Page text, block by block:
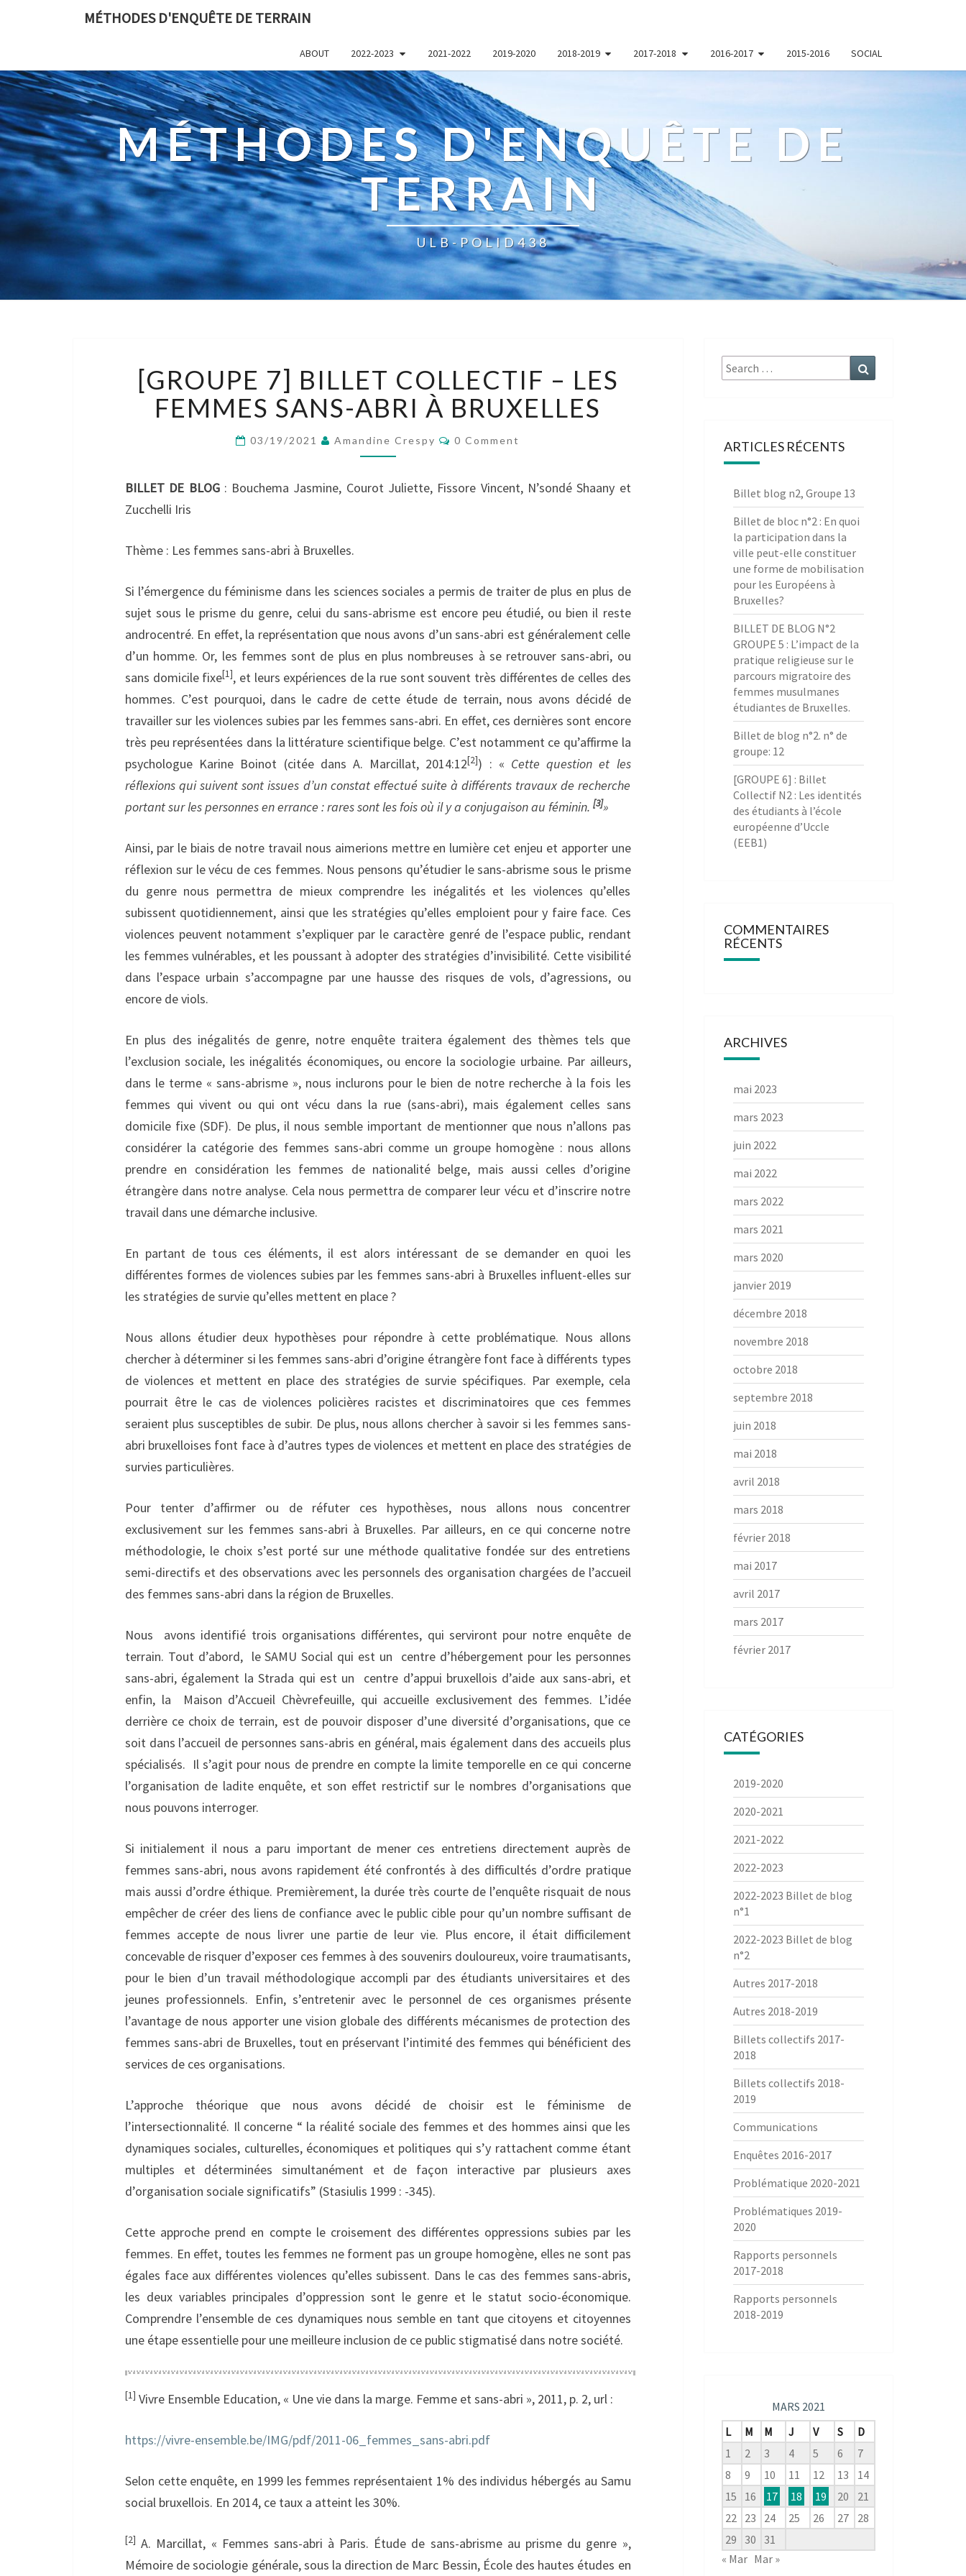
MÉTHODES D'ENQUÊTE DE TERRAIN
ABOUT 2022-2023 2021-2022 2019-2020 2018-2019 2017-2018 2016-2017 2015-2016 SOCIAL
MÉTHODES D'ENQUÊTE DE
TERRAIN
ULB-POLID438
7]
BILLET
COLLECTIF
LES
SANS-
[GROUPE 7] BILLET COLLECTIF – LES
FEMMES SANS-ABRI À BRUXELLES
03/19/2021 Amandine Crespy Comments
0 Comment
BILLET DE BLOG : Bouchema Jasmine, Courot Juliette, Fissore Vincent, N’sondé Shaany et
Zucchelli Iris
Thème : Les femmes sans-abri à Bruxelles.
Si l’émergence du féminisme dans les sciences sociales a permis de traiter de plus en plus de
sujet sous le prisme du genre, celui du sans-abrisme est encore peu étudié, ou bien il reste
androcentré. En effet, la représentation que nous avons d’un sans-abri est généralement celle
d’un homme. Or, les femmes sont de plus en plus nombreuses à se retrouver sans-abri, ou
sans domicile fixe[1], et leurs expériences de la rue sont souvent très différentes de celles des
hommes. C’est pourquoi, dans le cadre de cette étude de terrain, nous avons décidé de
travailler sur les violences subies par les femmes sans-abri. En effet, ces dernières sont encore
très peu représentées dans la littérature scientifique belge. C’est notamment ce qu’affirme la
psychologue Karine Boinot (citée dans A. Marcillat, 2014:12[2]) : « Cette question et les
réflexions qui suivent sont issues d’un constat effectué suite à différents travaux de recherche
portant sur les personnes en errance : rares sont les fois où il y a conjugaison au féminin. [3]»
Ainsi, par le biais de notre travail nous aimerions mettre en lumière cet enjeu et apporter une
réflexion sur le vécu de ces femmes. Nous pensons qu’étudier le sans-abrisme sous le prisme
du genre nous permettra de mieux comprendre les inégalités et les violences qu’elles
subissent quotidiennement, ainsi que les stratégies qu’elles emploient pour y faire face. Ces
violences peuvent notamment s’expliquer par le caractère genré de l’espace public, rendant
les femmes vulnérables, et les poussant à adopter des stratégies d’invisibilité. Cette visibilité
dans l’espace urbain s’accompagne par une hausse des risques de vols, d’agressions, ou
encore de viols.
En plus des inégalités de genre, notre enquête traitera également des thèmes tels que
l’exclusion sociale, les inégalités économiques, ou encore la sociologie urbaine. Par ailleurs,
dans le terme « sans-abrisme », nous inclurons pour le bien de notre recherche à la fois les
femmes qui vivent ou qui ont vécu dans la rue (sans-abri), mais également celles sans
domicile fixe (SDF). De plus, il nous semble important de mentionner que nous n’allons pas
considérer la catégorie des femmes sans-abri comme un groupe homogène : nous allons
prendre en considération les femmes de nationalité belge, mais aussi celles d’origine
étrangère dans notre analyse. Cela nous permettra de comparer leur vécu et d’inscrire notre
travail dans une démarche inclusive.
En partant de tous ces éléments, il est alors intéressant de se demander en quoi les
différentes formes de violences subies par les femmes sans-abri à Bruxelles influent-elles sur
les stratégies de survie qu’elles mettent en place ?
Nous allons étudier deux hypothèses pour répondre à cette problématique. Nous allons
chercher à déterminer si les femmes sans-abri d’origine étrangère font face à différents types
de violences et mettent en place des stratégies de survie spécifiques. Par exemple, cela
pourrait être le cas de violences policières racistes et discriminatoires que ces femmes
seraient plus susceptibles de subir. De plus, nous allons chercher à savoir si les femmes sans-
abri bruxelloises font face à d’autres types de violences et mettent en place des stratégies de
survies particulières.
Pour tenter d’affirmer ou de réfuter ces hypothèses, nous allons nous concentrer
exclusivement sur les femmes sans-abri à Bruxelles. Par ailleurs, en ce qui concerne notre
méthodologie, le choix s’est porté sur une méthode qualitative fondée sur des entretiens
semi-directifs et des observations avec les personnels des organisation chargées de l’accueil
des femmes sans-abri dans la région de Bruxelles.
Nous avons identifié trois organisations différentes, qui serviront pour notre enquête de
terrain. Tout d’abord, le SAMU Social qui est un centre d’hébergement pour les personnes
sans-abri, également la Strada qui est un centre d’appui bruxellois d’aide aux sans-abri, et
enfin, la Maison d’Accueil Chèvrefeuille, qui accueille exclusivement des femmes. L’idée
derrière ce choix de terrain, est de pouvoir disposer d’une diversité d’organisations, que ce
soit dans l’accueil de personnes sans-abris en général, mais également dans des accueils plus
spécialisés. Il s’agit pour nous de prendre en compte la limite temporelle en ce qui concerne
l’organisation de ladite enquête, et son effet restrictif sur le nombres d’organisations que
nous pouvons interroger.
Si initialement il nous a paru important de mener ces entretiens directement auprès de
femmes sans-abri, nous avons rapidement été confrontés à des difficultés d’ordre pratique
mais aussi d’ordre éthique. Premièrement, la durée très courte de l’enquête risquait de nous
empêcher de créer des liens de confiance avec le public cible pour qu’un nombre suffisant de
femmes accepte de nous livrer une partie de leur vie. Plus encore, il était difficilement
concevable de risquer d’exposer ces femmes à des souvenirs douloureux, voire traumatisants,
pour le bien d’un travail méthodologique accompli par des étudiants universitaires et des
jeunes professionnels. Enfin, s’entretenir avec le personnel de ces organismes présente
l’avantage de nous apporter une vision globale des différents mécanismes de protection des
femmes sans-abri de Bruxelles, tout en préservant l’intimité des femmes qui bénéficient des
services de ces organisations.
L’approche théorique que nous avons décidé de choisir est le féminisme de
l’intersectionnalité. Il concerne “ la réalité sociale des femmes et des hommes ainsi que les
dynamiques sociales, culturelles, économiques et politiques qui s’y rattachent comme étant
multiples et déterminées simultanément et de façon interactive par plusieurs axes
d’organisation sociale significatifs” (Stasiulis 1999 : -345).
Cette approche prend en compte le croisement des différentes oppressions subies par les
femmes. En effet, toutes les femmes ne forment pas un groupe homogène, elles ne sont pas
égales face aux différentes violences qu’elles subissent. Dans le cas des femmes sans-abris,
les deux variables principales d’oppression sont le genre et le statut socio-économique.
Comprendre l’ensemble de ces dynamiques nous semble en tant que citoyens et citoyennes
une étape essentielle pour une meilleure inclusion de ce public stigmatisé dans notre société.
[1] Vivre Ensemble Education, « Une vie dans la marge. Femme et sans-abri », 2011, p. 2, url :
https://vivre-ensemble.be/IMG/pdf/2011-06_femmes_sans-abri.pdf
Selon cette enquête, en 1999 les femmes représentaient 1% des individus hébergés au Samu
social bruxellois. En 2014, ce taux a atteint les 30%.
[2] A. Marcillat, « Femmes sans-abri à Paris. Étude de sans-abrisme au prisme du genre »,
Mémoire de sociologie générale, sous la direction de Marc Bessin, École des hautes études en
Search
for:
ARTICLES RÉCENTS
Billet blog n2, Groupe 13
Billet de bloc n°2 : En quoi
la participation dans la
ville peut-elle constituer
une forme de mobilisation
pour les Européens à
Bruxelles?
BILLET DE BLOG N°2
GROUPE 5 : L’impact de la
pratique religieuse sur le
parcours migratoire des
femmes musulmanes
étudiantes de Bruxelles.
Billet de blog n°2. n° de
groupe: 12
[GROUPE 6] : Billet
Collectif N2 : Les identités
des étudiants à l’école
européenne d’Uccle
(EEB1)
COMMENTAIRES
RÉCENTS
ARCHIVES
mai 2023
mars 2023
juin 2022
mai 2022
mars 2022
mars 2021
mars 2020
janvier 2019
décembre 2018
novembre 2018
octobre 2018
septembre 2018
juin 2018
mai 2018
avril 2018
mars 2018
février 2018
mai 2017
avril 2017
mars 2017
février 2017
CATÉGORIES
2019-2020
2020-2021
2021-2022
2022-2023
2022-2023 Billet de blog
n°1
2022-2023 Billet de blog
n°2
Autres 2017-2018
Autres 2018-2019
Billets collectifs 2017-
2018
Billets collectifs 2018-
2019
Communications
Enquêtes 2016-2017
Problématique 2020-2021
Problématiques 2019-
2020
Rapports personnels
2017-2018
Rapports personnels
2018-2019
MARS 2021
L
M M J V S
D
1
2 3 4 5 6
7
8
9 10 11 12 13
14
15
16 17 18 19 20
21
22
23 24 25 26 27
28
29
30
31
« Mar Mar »